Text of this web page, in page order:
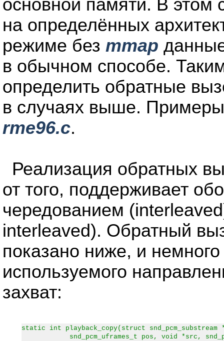
основной памяти. В этом
на определённых
режиме без mmap
в обычном способе.
определить обратные
в случаях выше.
rme96.c.
Реализация обратных
от того, поддерживает
чередованием
interleaved). Обратный
показано ниже, и
используемого
захват:
static int playback_copy(struct
snd_pcm_uframes_t pos, void *src,